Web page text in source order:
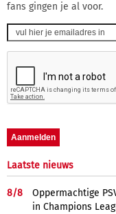
fans gingen je al voor.
Laatste nieuws
8/8
Oppermachtige
in Champions